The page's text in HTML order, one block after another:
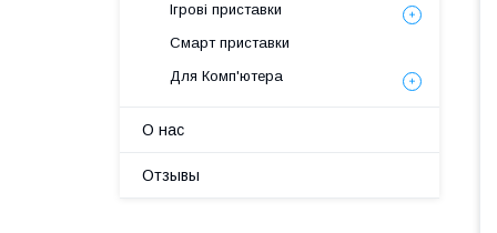
Ігрові приставки
Смарт приставки
Для Комп'ютера
О нас
Отзывы